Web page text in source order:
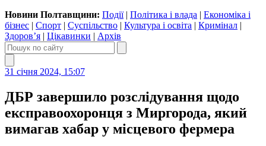
Новини Полтавщини: Події| Політика і влада | Економіка і
бізнес | Спорт | Суспільство | Культура і освіта | Кримінал |
Здоров’я | Цікавинки | Архів
31 січня 2024, 15:07
ДБР завершило розслідування щодо
експравоохоронця з Миргорода, який
вимагав хабар у місцевого фермера